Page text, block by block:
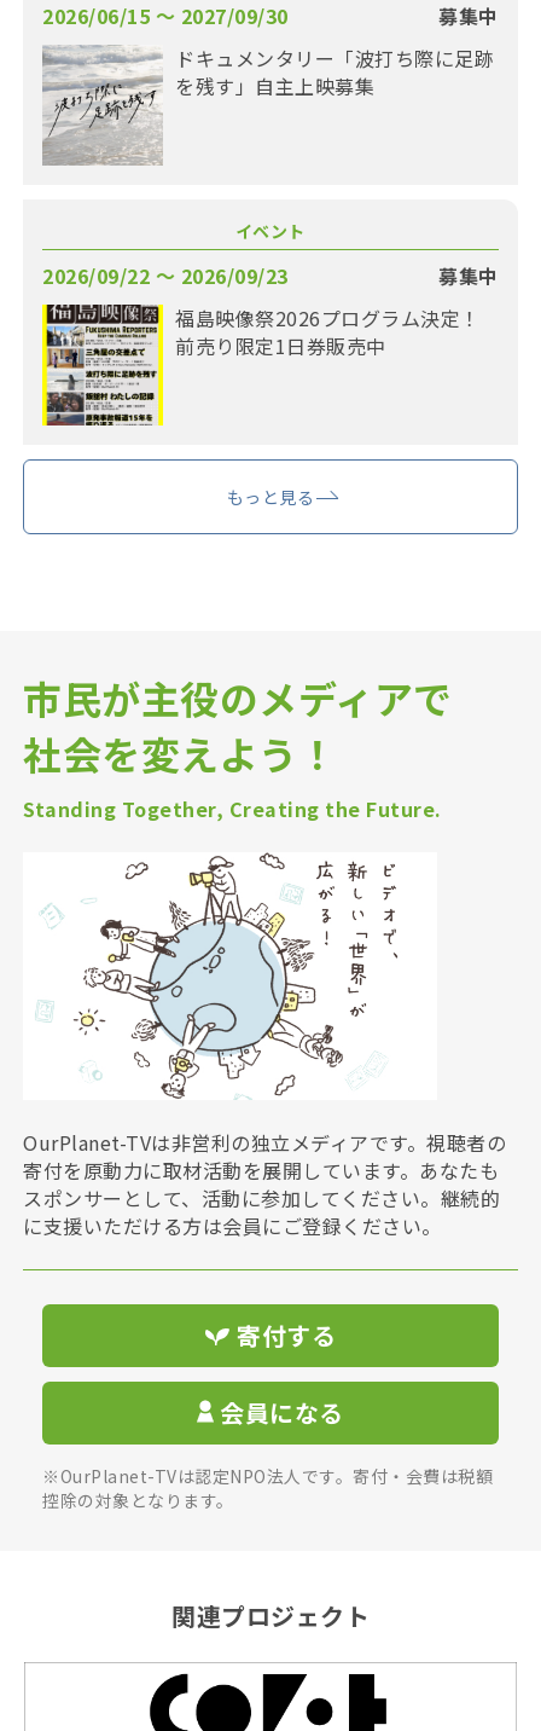
2026/06/15 〜 2027/09/30
募集中
ドキュメンタリー「波打ち際に足跡
を残す」自主上映募集
イベント
2026/09/22 〜 2026/09/23
募集中
福島映像祭2026プログラム決定！
前売り限定1日券販売中
もっと見る
市民が主役のメディアで
社会を変えよう！
Standing Together, Creating the Future.
OurPlanet-TVは非営利の独立メディアです。視聴者の
寄付を原動力に取材活動を展開しています。あなたも
スポンサーとして、活動に参加してください。継続的
に支援いただける方は会員にご登録ください。
寄付する
会員になる
※OurPlanet-TVは認定NPO法人です。寄付・会費は税額
控除の対象となります。
関連プロジェクト